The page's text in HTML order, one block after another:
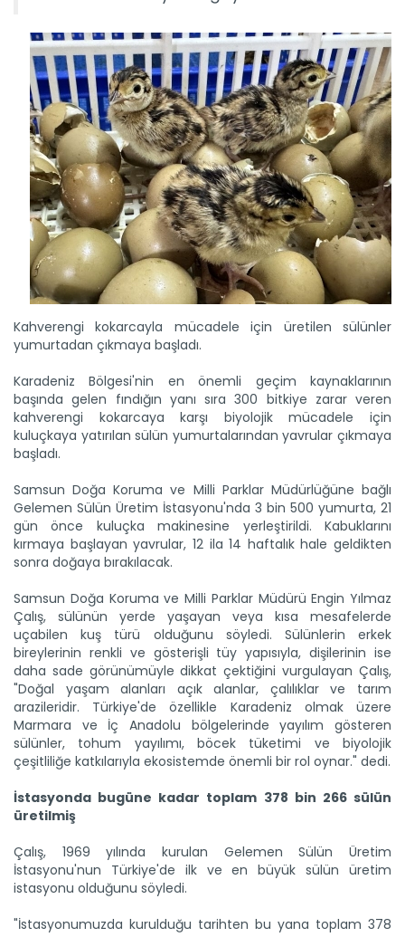
Kahverengi kokarcayla mücadele için üretilen sülünler
yumurtadan çıkmaya başladı.
Karadeniz Bölgesi'nin en önemli geçim kaynaklarının
başında gelen fındığın yanı sıra 300 bitkiye zarar veren
kahverengi kokarcaya karşı biyolojik mücadele için
kuluçkaya yatırılan sülün yumurtalarından yavrular çıkmaya
başladı.
Samsun Doğa Koruma ve Milli Parklar Müdürlüğüne bağlı
Gelemen Sülün Üretim İstasyonu'nda 3 bin 500 yumurta, 21
gün önce kuluçka makinesine yerleştirildi. Kabuklarını
kırmaya başlayan yavrular, 12 ila 14 haftalık hale geldikten
sonra doğaya bırakılacak.
Samsun Doğa Koruma ve Milli Parklar Müdürü Engin Yılmaz
Çalış, sülünün yerde yaşayan veya kısa mesafelerde
uçabilen kuş türü olduğunu söyledi. Sülünlerin erkek
bireylerinin renkli ve gösterişli tüy yapısıyla, dişilerinin ise
daha sade görünümüyle dikkat çektiğini vurgulayan Çalış,
"Doğal yaşam alanları açık alanlar, çalılıklar ve tarım
arazileridir. Türkiye'de özellikle Karadeniz olmak üzere
Marmara ve İç Anadolu bölgelerinde yayılım gösteren
sülünler, tohum yayılımı, böcek tüketimi ve biyolojik
çeşitliliğe katkılarıyla ekosistemde önemli bir rol oynar." dedi.
İstasyonda bugüne kadar toplam 378 bin 266 sülün
üretilmiş
Çalış, 1969 yılında kurulan Gelemen Sülün Üretim
İstasyonu'nun Türkiye'de ilk ve en büyük sülün üretim
istasyonu olduğunu söyledi.
"İstasyonumuzda kurulduğu tarihten bu yana toplam 378
Kaba yem ihtiyacı sorgun...
Malatya'da hayvancılığın kaba yem ihtiyacının
karşılanması...
Devamını Oku ->